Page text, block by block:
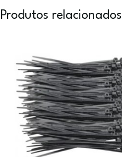
Produtos relacionados